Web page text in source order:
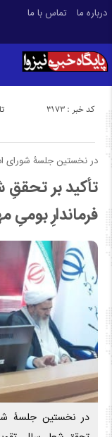
درباره ما تماس با ما
کد خبر : 3173
در نخستین جلسۀ شورای اداریِ سال ۱۴۰۳ در
تأکید بر
فرماندارِ بومیِ
در نخستین جلسۀ